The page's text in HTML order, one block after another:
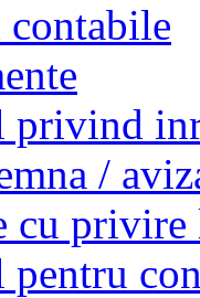
privind
/
cu privire
pentru